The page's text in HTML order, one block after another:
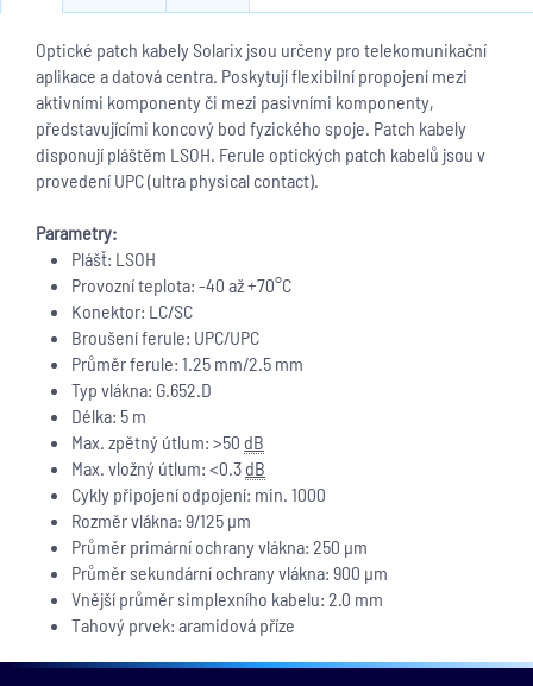
Optické patch kabely Solarix jsou určeny pro telekomunikační
aplikace a datová centra. Poskytují flexibilní propojení mezi
aktivními komponenty či mezi pasivními komponenty,
představujícími koncový bod fyzického spoje. Patch kabely
disponují pláštěm LSOH. Ferule optických patch kabelů jsou v
provedení UPC (ultra physical contact).
Parametry:
Plášť: LSOH
Provozní teplota: -40 až +70°C
Konektor: LC/SC
Broušení ferule: UPC/UPC
Průměr ferule: 1.25 mm/2.5 mm
Typ vlákna: G.652.D
Délka: 5 m
Max. zpětný útlum: >50 dB
Max. vložný útlum: <0.3 dB
Cykly připojení odpojení: min. 1000
Rozměr vlákna: 9/125 µm
Průměr primární ochrany vlákna: 250 µm
Průměr sekundární ochrany vlákna: 900 µm
Vnější průměr simplexního kabelu: 2.0 mm
Tahový prvek: aramidová příze